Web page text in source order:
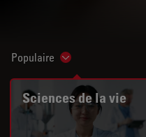
Populaire Show subnavigation
Sciences de la vie